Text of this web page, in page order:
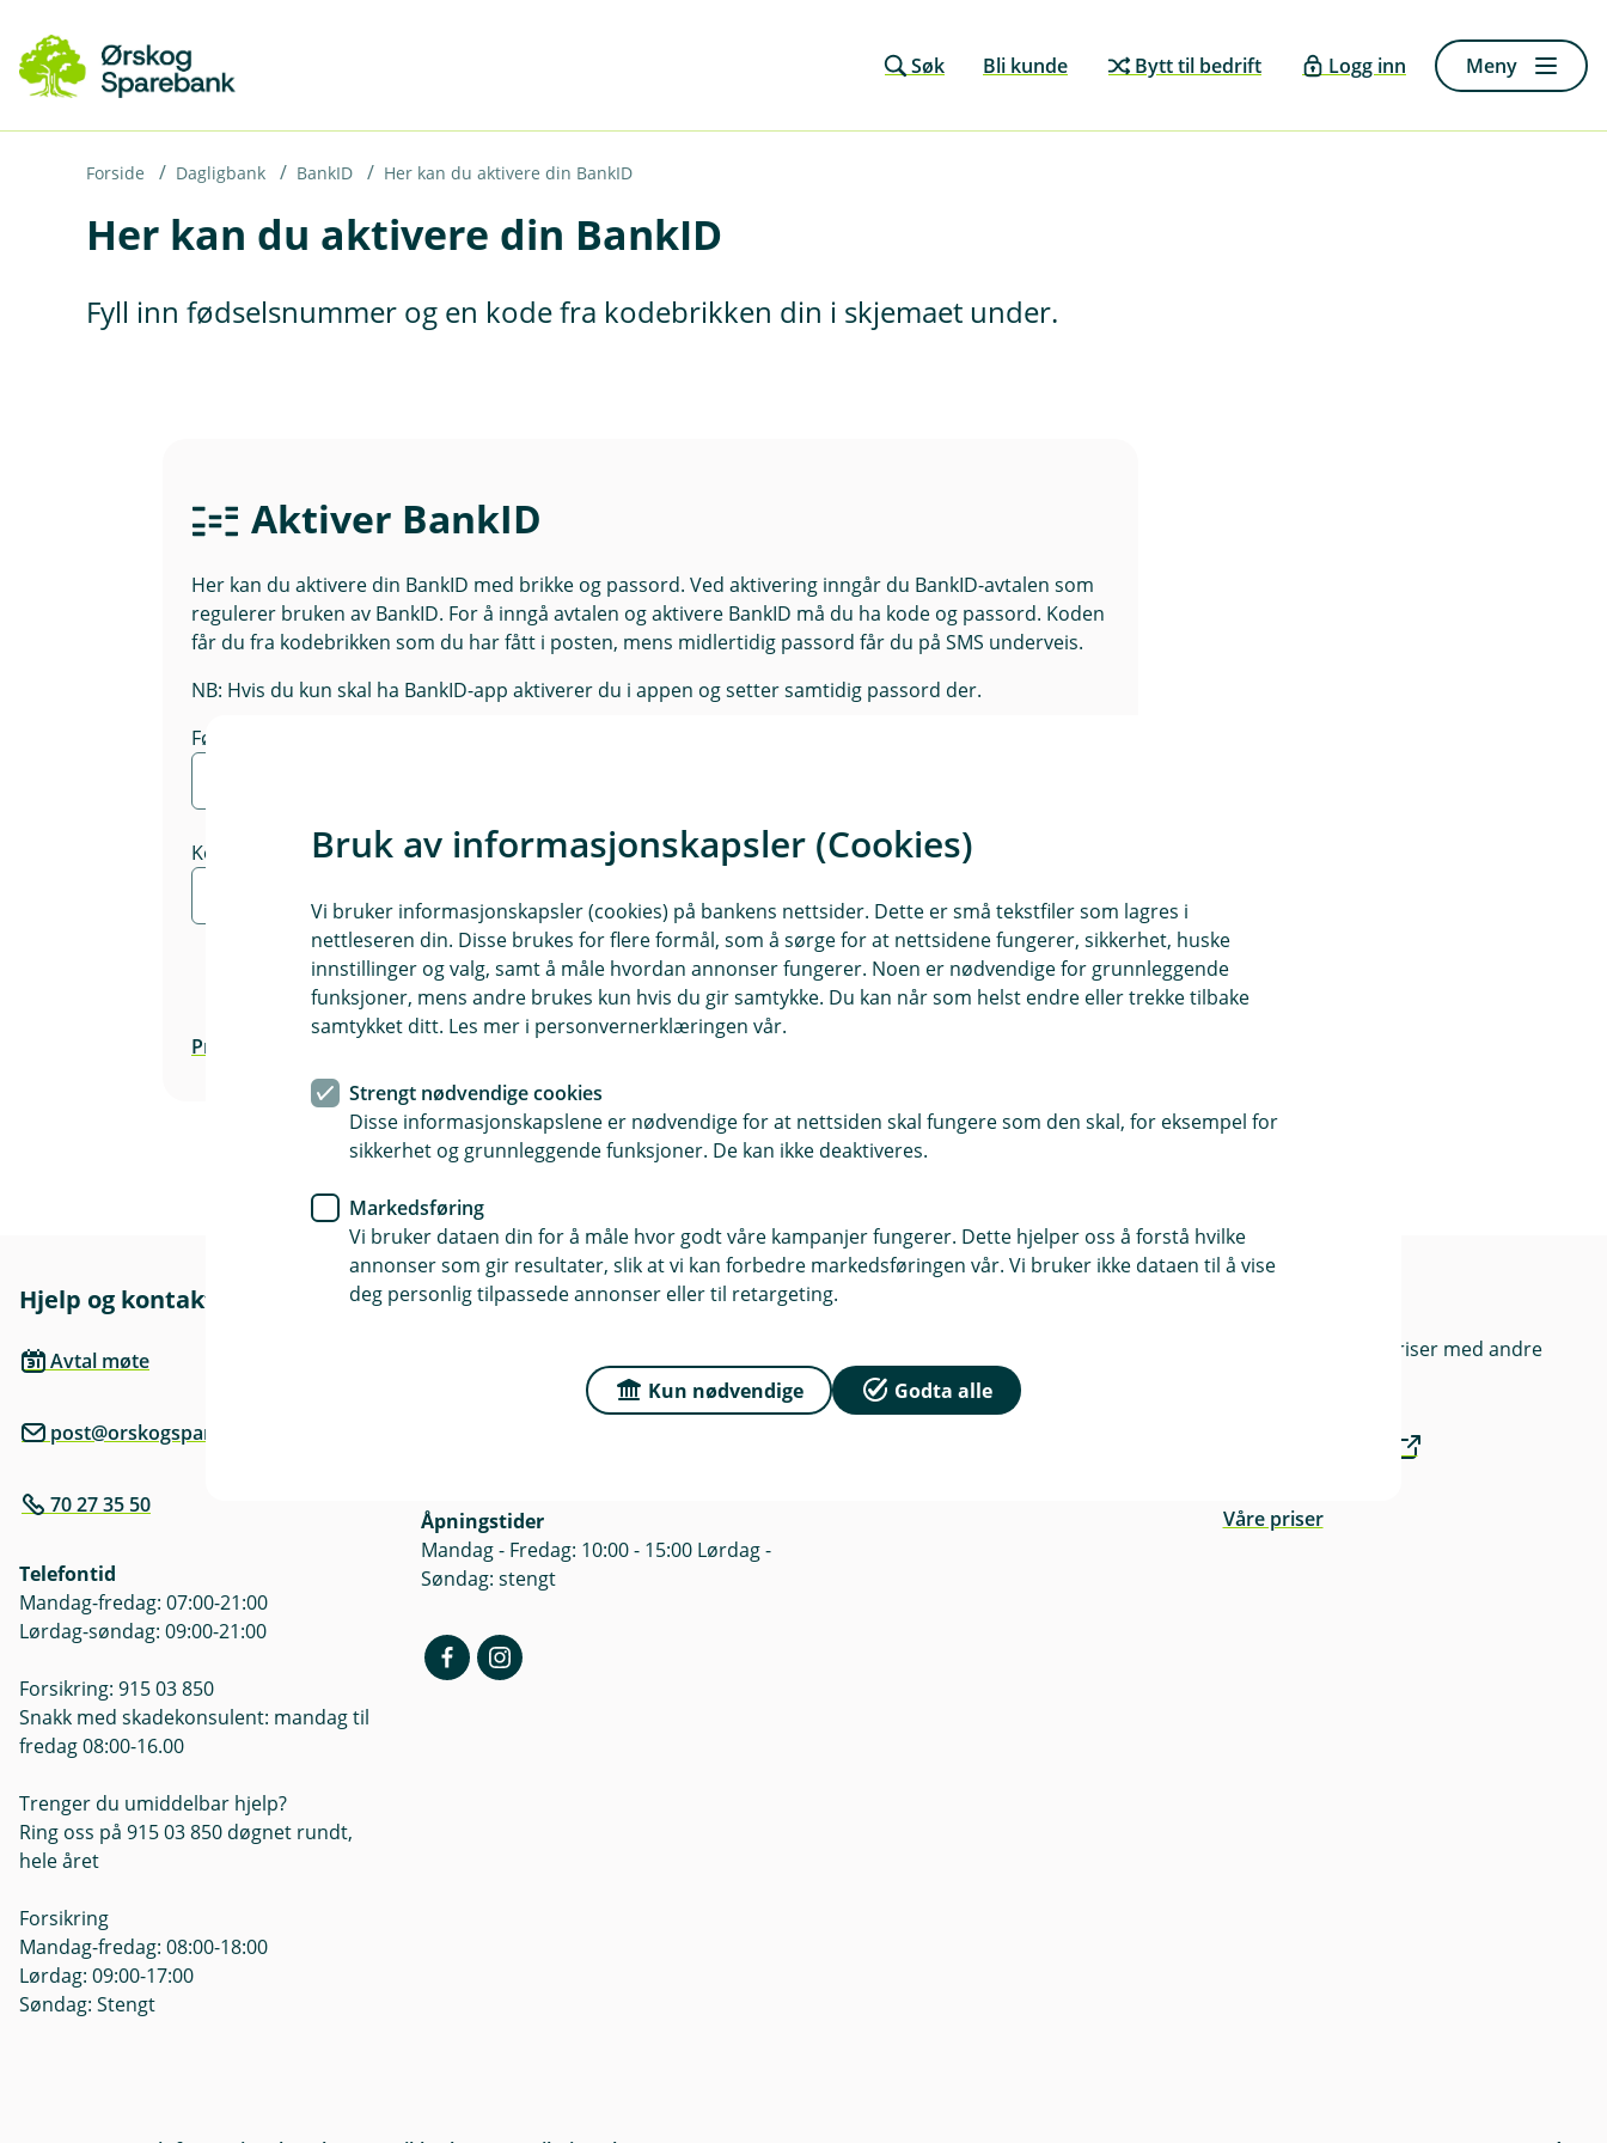
Søk Bli kunde Bytt til bedrift Logg inn Meny
Forside Dagligbank BankID Her kan du aktivere din BankID
Her kan du aktivere din BankID
Fyll inn fødselsnummer og en kode fra kodebrikken din i skjemaet under.
Aktiver BankID
Her kan du aktivere din BankID med brikke og passord. Ved aktivering inngår du BankID-avtalen som
regulerer bruken av BankID. For å inngå avtalen og aktivere BankID må du ha kode og passord. Koden
får du fra kodebrikken som du har fått i posten, mens midlertidig passord får du på SMS underveis.
NB: Hvis du kun skal ha BankID-app aktiverer du i appen og setter samtidig passord der.
Fødselsnummer
Kode fra kodebrikke
Neste
Press here to see the page in English
Hjelp og kontakt
Avtal møte
post@orskogsparebank.no
70 27 35 50
Telefontid
Mandag-fredag: 07:00-21:00
Lørdag-søndag: 09:00-21:00
Forsikring: 915 03 850
Snakk med skadekonsulent: mandag til
fredag 08:00-16.00
Trenger du umiddelbar hjelp?
Ring oss på 915 03 850 døgnet rundt,
hele året
Forsikring
Mandag-fredag: 08:00-18:00
Lørdag: 09:00-17:00
Søndag: Stengt
Her finner du oss
Sjøholtvegen 21, 6240 Ørskog
Åpningstider
Mandag - Fredag: 10:00 - 15:00 Lørdag -
Søndag: stengt
Om Ørskog Sparebank
Om oss
Sammenlign våre priser med andre
Våre priser
Bruk av informasjonskapsler (Cookies)
Vi bruker informasjonskapsler (cookies) på bankens nettsider. Dette er små tekstfiler som lagres i
nettleseren din. Disse brukes for flere formål, som å sørge for at nettsidene fungerer, sikkerhet, huske
innstillinger og valg, samt å måle hvordan annonser fungerer. Noen er nødvendige for grunnleggende
funksjoner, mens andre brukes kun hvis du gir samtykke. Du kan når som helst endre eller trekke tilbake
samtykket ditt. Les mer i personvernerklæringen vår.
Strengt nødvendige cookies
Disse informasjonskapslene er nødvendige for at nettsiden skal fungere som den skal, for eksempel for
sikkerhet og grunnleggende funksjoner. De kan ikke deaktiveres.
Markedsføring
Vi bruker dataen din for å måle hvor godt våre kampanjer fungerer. Dette hjelper oss å forstå hvilke
annonser som gir resultater, slik at vi kan forbedre markedsføringen vår. Vi bruker ikke dataen til å vise
deg personlig tilpassede annonser eller til retargeting.
Kun nødvendige Godta alle